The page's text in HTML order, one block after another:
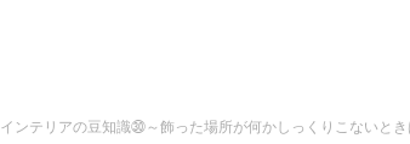
インテリアの豆知識㉚～飾った場所が何かしっくりこないとき